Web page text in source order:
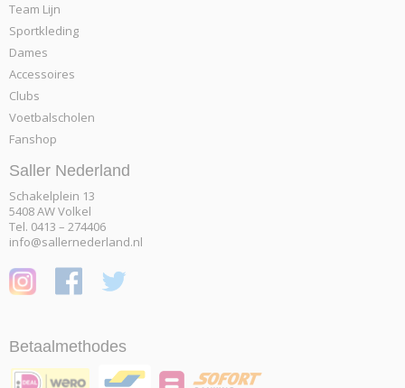
Team Lijn
Sportkleding
Dames
Accessoires
Clubs
Voetbalscholen
Fanshop
Saller Nederland
Schakelplein 13
5408 AW Volkel
Tel. 0413 – 274406
info@sallernederland.nl
Betaalmethodes